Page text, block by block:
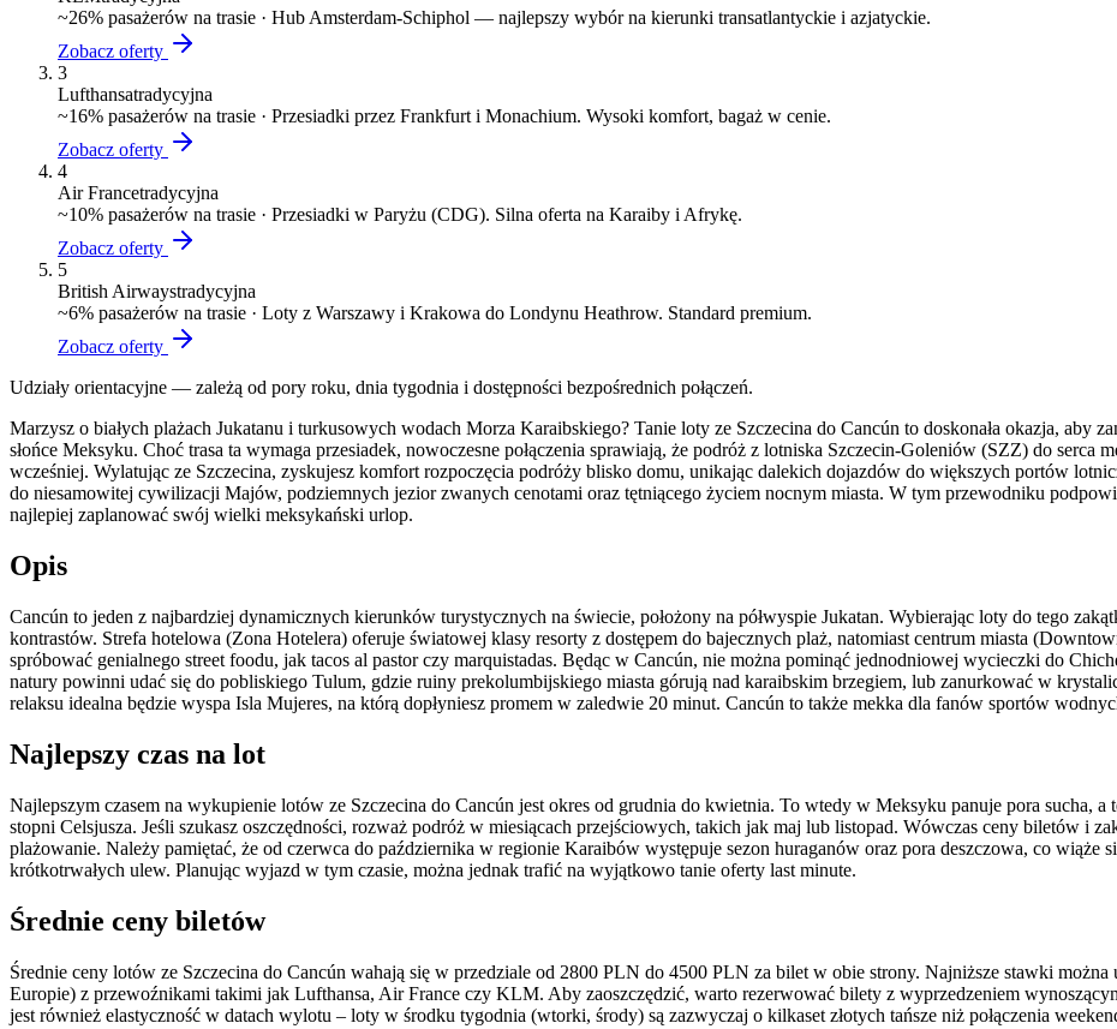
~26% pasażerów na trasie · Hub Amsterdam-Schiphol — najlepszy wybór na kierunki transatlantyckie i azjatyckie.
Zobacz oferty
3
Lufthansatradycyjna
~16% pasażerów na trasie · Przesiadki przez Frankfurt i Monachium. Wysoki komfort, bagaż w cenie.
Zobacz oferty
4
Air Francetradycyjna
~10% pasażerów na trasie · Przesiadki w Paryżu (CDG). Silna oferta na Karaiby i Afrykę.
Zobacz oferty
5
British Airwaystradycyjna
~6% pasażerów na trasie · Loty z Warszawy i Krakowa do Londynu Heathrow. Standard premium.
Zobacz oferty
Udziały orientacyjne — zależą od pory roku, dnia tygodnia i dostępności bezpośrednich połączeń.
Marzysz o białych plażach Jukatanu i turkusowych wodach Morza Karaibskiego? Tanie loty ze Szczecina do Cancún to doskonała okazja, aby
słońce Meksyku. Choć trasa ta wymaga przesiadek, nowoczesne połączenia sprawiają, że podróż z lotniska Szczecin-Goleniów (SZZ) do
wcześniej. Wylatując ze Szczecina, zyskujesz komfort rozpoczęcia podróży blisko domu, unikając dalekich dojazdów do większych portów
do niesamowitej cywilizacji Majów, podziemnych jezior zwanych cenotami oraz tętniącego życiem nocnym miasta. W tym przewodniku
najlepiej zaplanować swój wielki meksykański urlop.
Opis
Cancún to jeden z najbardziej dynamicznych kierunków turystycznych na świecie, położony na półwyspie Jukatan. Wybierając loty do tego
kontrastów. Strefa hotelowa (Zona Hotelera) oferuje światowej klasy resorty z dostępem do bajecznych plaż, natomiast centrum miasta
spróbować genialnego street foodu, jak tacos al pastor czy marquistadas. Będąc w Cancún, nie można pominąć jednodniowej wycieczki do
natury powinni udać się do pobliskiego Tulum, gdzie ruiny prekolumbijskiego miasta górują nad karaibskim brzegiem, lub zanurkować w
relaksu idealna będzie wyspa Isla Mujeres, na którą dopłyniesz promem w zaledwie 20 minut. Cancún to także mekka dla fanów sportów
Najlepszy czas na lot
Najlepszym czasem na wykupienie lotów ze Szczecina do Cancún jest okres od grudnia do kwietnia. To wtedy w Meksyku panuje pora sucha,
stopni Celsjusza. Jeśli szukasz oszczędności, rozważ podróż w miesiącach przejściowych, takich jak maj lub listopad. Wówczas ceny biletów i
plażowanie. Należy pamiętać, że od czerwca do października w regionie Karaibów występuje sezon huraganów oraz pora deszczowa, co
krótkotrwałych ulew. Planując wyjazd w tym czasie, można jednak trafić na wyjątkowo tanie oferty last minute.
Średnie ceny biletów
Średnie ceny lotów ze Szczecina do Cancún wahają się w przedziale od 2800 PLN do 4500 PLN za bilet w obie strony. Najniższe stawki
Europie) z przewoźnikami takimi jak Lufthansa, Air France czy KLM. Aby zaoszczędzić, warto rezerwować bilety z wyprzedzeniem
jest również elastyczność w datach wylotu – loty w środku tygodnia (wtorki, środy) są zazwyczaj o kilkaset złotych tańsze niż połączenia